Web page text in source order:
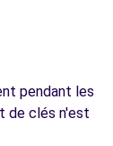
pendant les
de clés n'est